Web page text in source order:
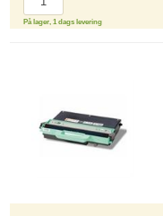
På lager, 1 dags levering